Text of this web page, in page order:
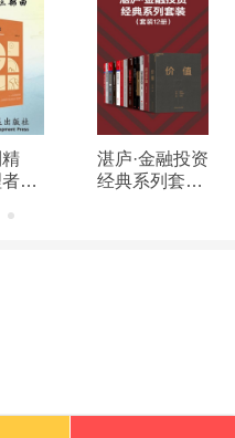
这本书讲述了一群银行
的故事，讲述了他们如
时，它也是一个令人震
的是，历史总会重演。
实
湛庐·金融投资
经典系列套装